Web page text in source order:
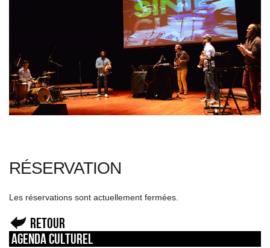
RÉSERVATION
Les réservations sont actuellement fermées.
Retour
Agenda culturel